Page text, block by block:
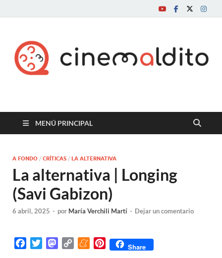
Cine maldito
MENÚ PRINCIPAL
A FONDO / CRÍTICAS / LA ALTERNATIVA
La alternativa | Longing
(Savi Gabizon)
6 abril, 2025 - por María Verchili Martí - Dejar un comentario
M
M
P
Share